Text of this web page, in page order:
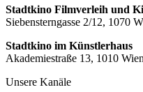
Stadtkino Filmverleih und
Siebensterngasse 2/12, 1070
Stadtkino im Künstlerhaus
Akademiestraße 13, 1010 Wien
Unsere Kanäle